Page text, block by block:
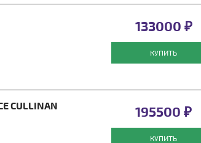
133000 ₽
КУПИТЬ
CULLINAN 195500 ₽
КУПИТЬ